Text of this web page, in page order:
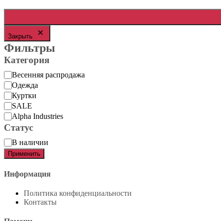
Закрыть
Фильтры
Категория
Категория
Весенняя распродажа
Одежда
Куртки
SALE
Alpha Industries
Статус
Статус
В наличии
Применить
Информация
Политика конфиденциальности
Контакты